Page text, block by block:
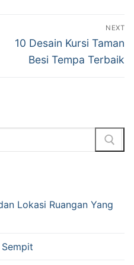
NEXT
10 Desain Kursi Taman
Besi Tempa Terbaik
Lokasi Ruangan Yang